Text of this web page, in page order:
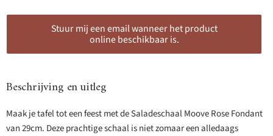
Stuur mij een email wanneer het product
online beschikbaar is.
Beschrijving en uitleg
Maak je tafel tot een feest met de Saladeschaal Moove Rose Fondant
van 29cm. Deze prachtige schaal is niet zomaar een alledaags